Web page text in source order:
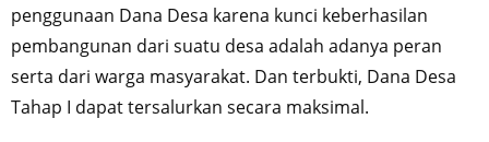
penggunaan Dana Desa karena kunci keberhasilan
pembangunan dari suatu desa adalah adanya peran
serta dari warga masyarakat. Dan terbukti, Dana Desa
Tahap I dapat tersalurkan secara maksimal.